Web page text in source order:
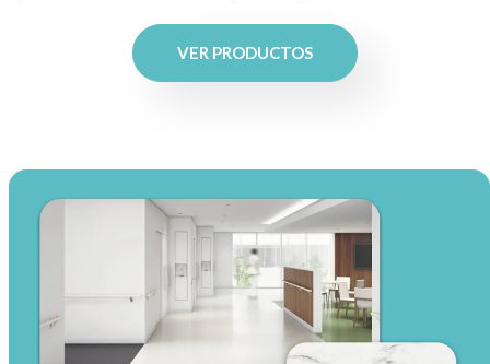
VER PRODUCTOS